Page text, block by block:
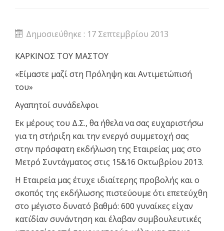
Δημοσιεύθηκε : 17 Σεπτεμβρίου 2013
ΚΑΡΚΙΝΟΣ ΤΟΥ ΜΑΣΤΟΥ
«Είμαστε μαζί στη Πρόληψη και Αντιμετώπισή
του»
Αγαπητοί συνάδελφοι
Εκ μέρους του Δ.Σ., θα ήθελα να σας ευχαριστήσω
για τη στήριξη και την ενεργό συμμετοχή σας
στην πρόσφατη εκδήλωση της Εταιρείας μας στο
Μετρό Συντάγματος στις 15&16 Οκτωβρίου 2013.
Η Εταιρεία μας έτυχε ιδιαίτερης προβολής και ο
σκοπός της εκδήλωσης πιστεύουμε ότι επετεύχθη
στο μέγιστο δυνατό βαθμό: 600 γυναίκες είχαν
κατ΄ιδίαν συνάντηση και έλαβαν συμβουλευτικές